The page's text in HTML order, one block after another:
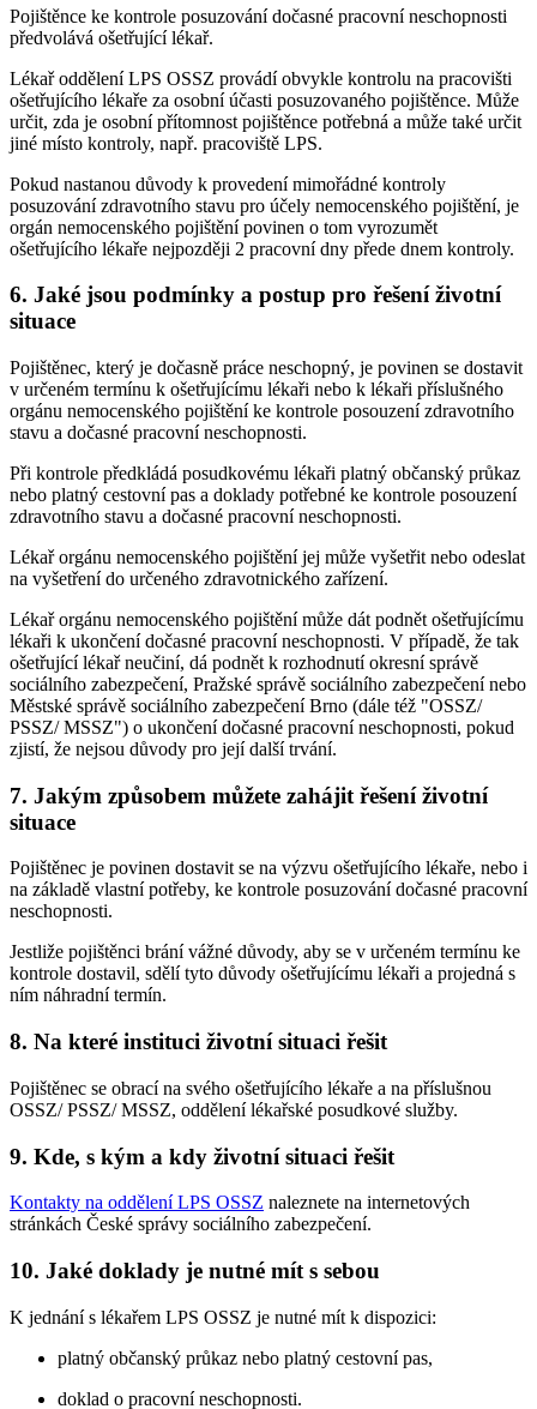
Pojištěnce ke kontrole posuzování dočasné pracovní neschopnosti
předvolává ošetřující lékař.
Lékař oddělení LPS OSSZ provádí obvykle kontrolu na pracovišti
ošetřujícího lékaře za osobní účasti posuzovaného pojištěnce. Může
určit, zda je osobní přítomnost pojištěnce potřebná a může také určit
jiné místo kontroly, např. pracoviště LPS.
Pokud nastanou důvody k provedení mimořádné kontroly
posuzování zdravotního stavu pro účely nemocenského pojištění, je
orgán nemocenského pojištění povinen o tom vyrozumět
ošetřujícího lékaře nejpozději 2 pracovní dny přede dnem kontroly.
6. Jaké jsou podmínky a postup pro řešení životní
situace
Pojištěnec, který je dočasně práce neschopný, je povinen se dostavit
v určeném termínu k ošetřujícímu lékaři nebo k lékaři příslušného
orgánu nemocenského pojištění ke kontrole posouzení zdravotního
stavu a dočasné pracovní neschopnosti.
Při kontrole předkládá posudkovému lékaři platný občanský průkaz
nebo platný cestovní pas a doklady potřebné ke kontrole posouzení
zdravotního stavu a dočasné pracovní neschopnosti.
Lékař orgánu nemocenského pojištění jej může vyšetřit nebo odeslat
na vyšetření do určeného zdravotnického zařízení.
Lékař orgánu nemocenského pojištění může dát podnět ošetřujícímu
lékaři k ukončení dočasné pracovní neschopnosti. V případě, že tak
ošetřující lékař neučiní, dá podnět k rozhodnutí okresní správě
sociálního zabezpečení, Pražské správě sociálního zabezpečení nebo
Městské správě sociálního zabezpečení Brno (dále též "OSSZ/
PSSZ/ MSSZ") o ukončení dočasné pracovní neschopnosti, pokud
zjistí, že nejsou důvody pro její další trvání.
7. Jakým způsobem můžete zahájit řešení životní
situace
Pojištěnec je povinen dostavit se na výzvu ošetřujícího lékaře, nebo i
na základě vlastní potřeby, ke kontrole posuzování dočasné pracovní
neschopnosti.
Jestliže pojištěnci brání vážné důvody, aby se v určeném termínu ke
kontrole dostavil, sdělí tyto důvody ošetřujícímu lékaři a projedná s
ním náhradní termín.
8. Na které instituci životní situaci řešit
Pojištěnec se obrací na svého ošetřujícího lékaře a na příslušnou
OSSZ/ PSSZ/ MSSZ, oddělení lékařské posudkové služby.
9. Kde, s kým a kdy životní situaci řešit
Kontakty na oddělení LPS OSSZ naleznete na internetových
stránkách České správy sociálního zabezpečení.
10. Jaké doklady je nutné mít s sebou
K jednání s lékařem LPS OSSZ je nutné mít k dispozici:
platný občanský průkaz nebo platný cestovní pas,
doklad o pracovní neschopnosti.